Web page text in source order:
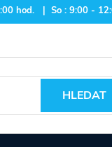
hod. | So : 9:00 -
HLEDAT